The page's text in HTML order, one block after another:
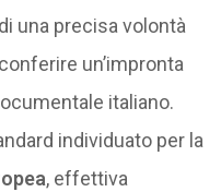
una precisa volontà
un’impronta
italiano.
individuato per la
, effettiva